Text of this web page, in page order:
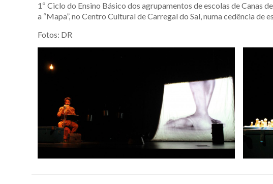
1º Ciclo do Ensino Básico dos agrupamentos de escolas de Canas
a “Mapa”, no Centro Cultural de Carregal do Sal, numa cedência de
Fotos: DR